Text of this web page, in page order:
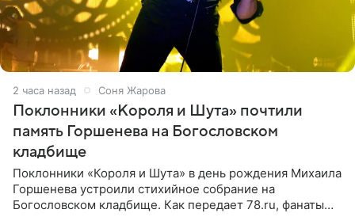
2 часа назад Соня Жарова
Поклонники «Короля и Шута» почтили
память Горшенева на Богословском
кладбище
Поклонники «Короля и Шута» в день рождения Михаила
Горшенева устроили стихийное собрание на
Богословском кладбище. Как передает 78.ru, фанаты